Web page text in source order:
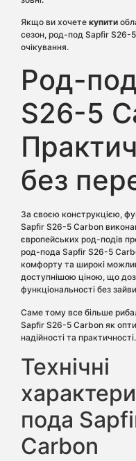
Якщо ви хочете купити
сезон, род-под Sapfir S26-
очікування.
Род-
S26-5
без
За своєю конструкцією,
Sapfir S26-5 Carbon
європейських род-подів
род-пода Sapfir S26-5
комфорту та широкі
доступнішою ціною, що
функціональності без
Саме тому все більше
Sapfir S26-5 Carbon як
надійності та практичності.
Технічні
пода
Carbon